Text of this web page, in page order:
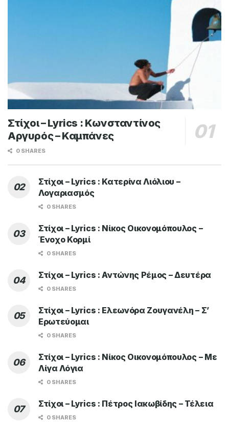
Στίχοι – Lyrics : Κωνσταντίνος
Αργυρός – Καμπάνες
0 SHARES
Στίχοι – Lyrics : Κατερίνα Λιόλιου –
Λογαριασμός
0 SHARES
Στίχοι – Lyrics : Νίκος Οικονομόπουλος –
Ένοχο Κορμί
0 SHARES
Στίχοι – Lyrics : Αντώνης Ρέμος – Δευτέρα
0 SHARES
Στίχοι – Lyrics : Ελεωνόρα Ζουγανέλη – Σ’
Ερωτεύομαι
0 SHARES
Στίχοι – Lyrics : Νίκος Οικονομόπουλος – Με
Λίγα Λόγια
0 SHARES
Στίχοι – Lyrics : Πέτρος Ιακωβίδης – Τέλεια
0 SHARES